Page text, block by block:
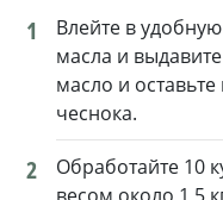
1
Влейте в
масла и
масло и
чеснока.
2
Обработайте 10